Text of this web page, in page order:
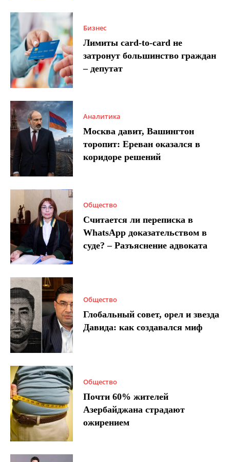
Бизнес
Лимиты card-to-card не
затронут большинство граждан
– депутат
Аналитика
Москва давит, Вашингтон
торопит: Ереван оказался в
коридоре решений
Общество
Считается ли переписка в
WhatsApp доказательством в
суде? – Разъяснение адвоката
Общество
Глобальный совет, орел и звезда
Давида: как создавался миф
Общество
Почти 60% жителей
Азербайджана страдают
ожирением